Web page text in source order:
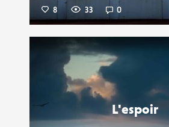
8 33 0
L'espoir